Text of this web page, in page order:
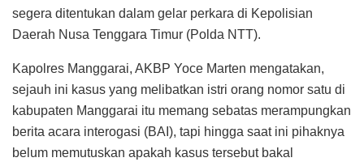
segera ditentukan dalam gelar perkara di Kepolisian
Daerah Nusa Tenggara Timur (Polda NTT).
Kapolres Manggarai, AKBP Yoce Marten mengatakan,
sejauh ini kasus yang melibatkan istri orang nomor satu di
kabupaten Manggarai itu memang sebatas merampungkan
berita acara interogasi (BAI), tapi hingga saat ini pihaknya
belum memutuskan apakah kasus tersebut bakal